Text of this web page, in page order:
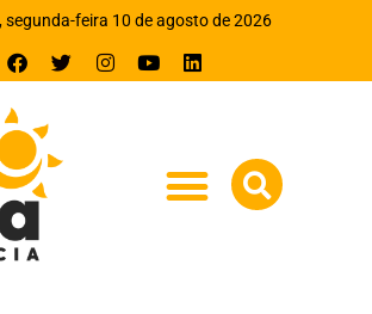
segunda-feira 10 de agosto de 2026